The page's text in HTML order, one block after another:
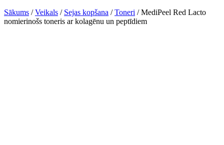
Sākums /Veikals / Sejas kopšana /Toneri / MediPeel Red Lacto
nomierinošs toneris ar kolagēnu un peptīdiem